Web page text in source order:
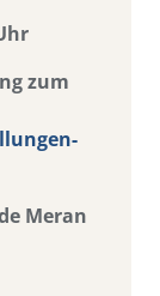
zum
Meran